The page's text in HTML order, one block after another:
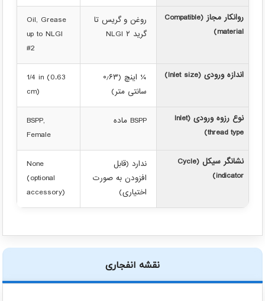
روانکار مجاز (Compatible
material)
روغن و گریس تا
گرید NLGI ۲
Oil, Grease
up to NLGI
#2
اندازه ورودی (Inlet size)
¼ اینچ (۰٫۶۳
سانتی متر)
1/4 in (0.63
cm)
نوع رزوه ورودی (Inlet
thread type)
BSPP ماده
BSPP,
Female
نشانگر سیکل (Cycle
indicator)
ندارد (قابل
افزودن به صورت
اختیاری)
None
(optional
accessory)
نقشه انفجاری